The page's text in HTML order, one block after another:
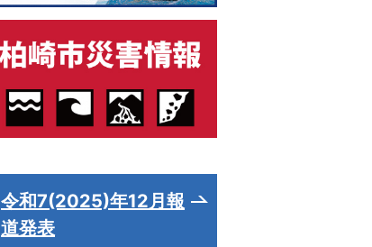
令和7(2025)年12月報
道発表